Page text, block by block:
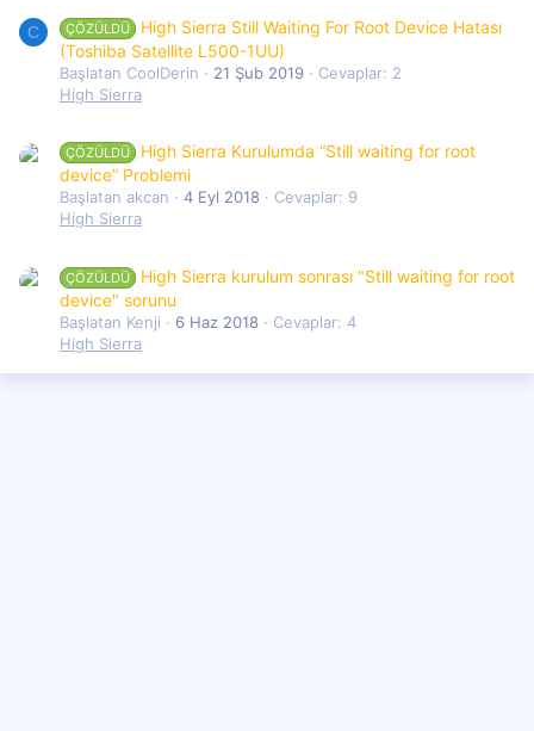
C ÇÖZÜLDÜ
High Sierra Still Waiting For Root Device Hatası
(Toshiba Satellite L500-1UU)
Başlatan CoolDerin 21 Şub 2019
Cevaplar: 2
High Sierra
ÇÖZÜLDÜ
High Sierra Kurulumda “Still waiting for root
device” Problemi
Başlatan akcan 4 Eyl 2018
Cevaplar: 9
High Sierra
ÇÖZÜLDÜ
High Sierra kurulum sonrası "Still waiting for root
device" sorunu
Başlatan Kenji 6 Haz 2018
Cevaplar: 4
High Sierra